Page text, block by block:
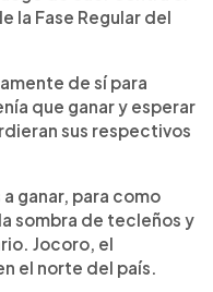
la Fase Regular del
de sí para
que ganar y esperar
sus respectivos
ganar, para como
sombra de tecleños y
Jocoro, el
el norte del país.